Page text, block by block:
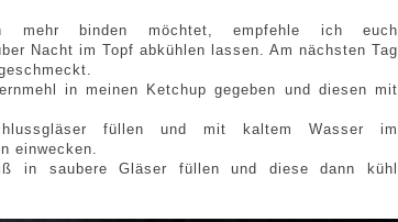
mehr binden möchtet, empfehle ich euch
Nacht im Topf abkühlen lassen. Am nächsten Tag
in meinen Ketchup gegeben und diesen mit
füllen und mit kaltem Wasser im
einwecken.
in saubere Gläser füllen und diese dann kühl